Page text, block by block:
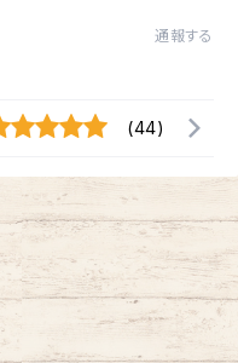
通報する
(44)